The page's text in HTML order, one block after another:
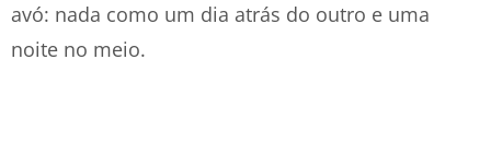
avó: nada como um dia atrás do outro e uma
noite no meio.